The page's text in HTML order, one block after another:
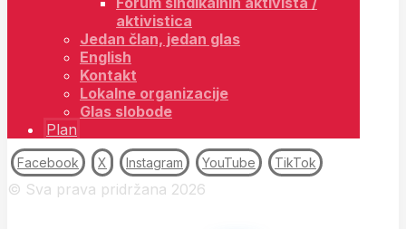
aktivistica
Jedan član, jedan glas
English
Kontakt
Lokalne organizacije
Glas slobode
Plan
Facebook X Instagram YouTube TikTok
© Sva prava pridržana 2026